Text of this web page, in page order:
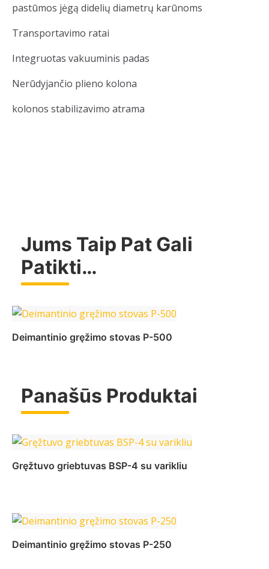
pastūmos jėgą didelių diametrų karūnoms
Transportavimo ratai
Integruotas vakuuminis padas
Nerūdyjančio plieno kolona
kolonos stabilizavimo atrama
Jums Taip Pat Gali
Patikti…
Deimantinio gręžimo stovas P-500
Daugiau
Panašūs Produktai
Gręžtuvo griebtuvas BSP-4 su varikliu
Daugiau
Deimantinio gręžimo stovas P-250